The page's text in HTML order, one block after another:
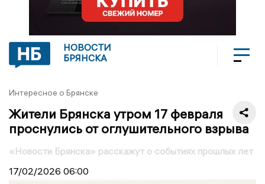
НОВОСТИ
БРЯНСКА
Интересное о Брянске
Жители Брянска утром 17 февраля
проснулись от оглушительного взрыва
«Новости Брянска» расскажут о событиях прошлых лет
17/02/2026 06:00